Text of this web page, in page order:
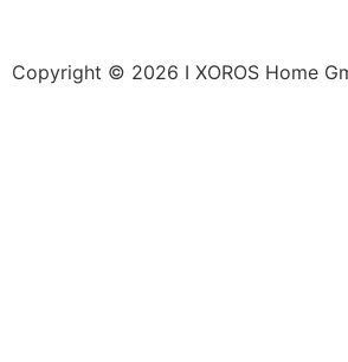
Copyright © 2026 I XOROS Home